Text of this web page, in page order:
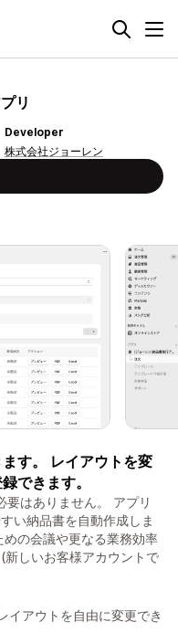
リ
Developer
株式会社ジョーレン
す。 レイアウトを変
できます。
要はありません。 アプリ
い納品書を自動作成しま
の会議や更なる業務効率
しいお客様アカウントで
イアウトを自由に変更でき